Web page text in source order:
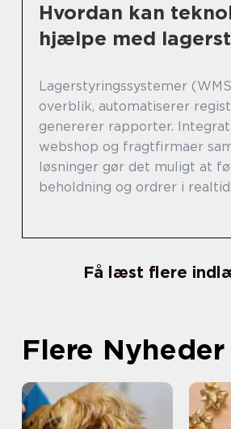
Hvordan kan
hjælpe med
Lagerstyringssystemer
overblik, automatiserer
genererer rapporter.
webshop og fragtfirmaer
løsninger gør det muligt at
beholdning og ordrer i realtid.
Få læst flere
Flere Nyheder